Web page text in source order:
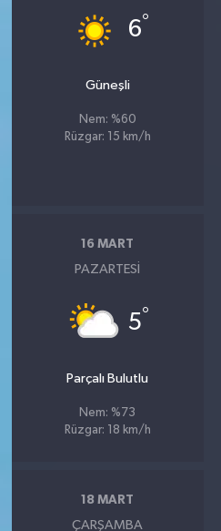
6°
Güneşli
Nem: %60
Rüzgar: 15 km/h
16 MART
PAZARTESI
5°
Parçalı Bulutlu
Nem: %73
Rüzgar: 18 km/h
18 MART
ÇARŞAMBA